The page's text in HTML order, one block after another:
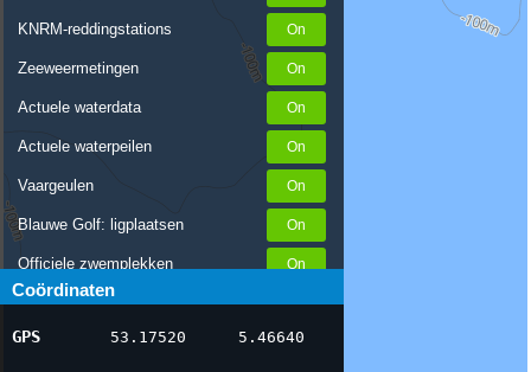
KNRM-reddingstations
Zeeweermetingen
Actuele waterdata
Actuele waterpeilen
Vaargeulen
Blauwe Golf: ligplaatsen
Officiele zwemplekken
Stremmingen/hinder
AIS scheepsposities
Coördinaten
GPS 53.17520 5.46640